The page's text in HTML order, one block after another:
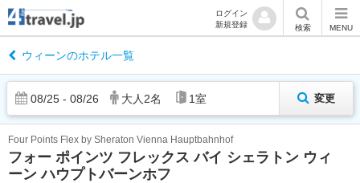
ログイン
新規登録
検索 MENU
ウィーンのホテル一覧
08/25 - 08/26 大人 2名 1室 変更
フォー ポインツ フレックス バイ シェラトン ウィ
ーン ハウプトバーンホフ
Four Points Flex by Sheraton Vienna Hauptbahnhof